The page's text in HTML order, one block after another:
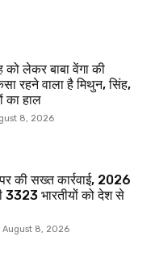
लेकर बाबा वेंगा की
रहने वाला है मिथुन, सिंह,
का हाल
8, 2026
की सख्त कार्रवाई, 2026
3323 भारतीयों को देश से
August 8, 2026